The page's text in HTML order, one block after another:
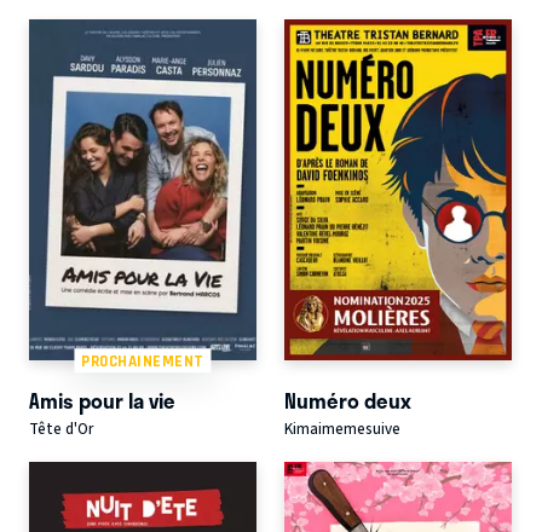
PROCHAINEMENT
Amis pour la vie
Tête d'Or
Numéro deux
Kimaimemesuive